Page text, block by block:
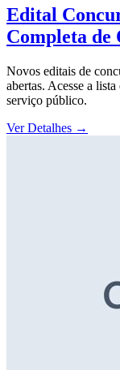
Edital
Completa de
Novos editais de
abertas. Acesse a
serviço público.
Ver Detalhes →